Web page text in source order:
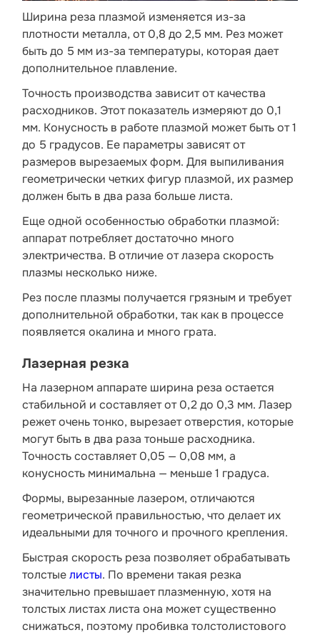
Ширина реза плазмой изменяется из-за
плотности металла, от 0,8 до 2,5 мм. Рез может
быть до 5 мм из-за температуры, которая дает
дополнительное плавление.
Точность производства зависит от качества
расходников. Этот показатель измеряют до 0,1
мм. Конусность в работе плазмой может быть от 1
до 5 градусов. Ее параметры зависят от
размеров вырезаемых форм. Для выпиливания
геометрически четких фигур плазмой, их размер
должен быть в два раза больше листа.
Еще одной особенностью обработки плазмой:
аппарат потребляет достаточно много
электричества. В отличие от лазера скорость
плазмы несколько ниже.
Рез после плазмы получается грязным и требует
дополнительной обработки, так как в процессе
появляется окалина и много грата.
Лазерная резка
На лазерном аппарате ширина реза остается
стабильной и составляет от 0,2 до 0,3 мм. Лазер
режет очень тонко, вырезает отверстия, которые
могут быть в два раза тоньше расходника.
Точность составляет 0,05 — 0,08 мм, а
конусность минимальна — меньше 1 градуса.
Формы, вырезанные лазером, отличаются
геометрической правильностью, что делает их
идеальными для точного и прочного крепления.
Быстрая скорость реза позволяет обрабатывать
толстыелисты. По времени такая резка
значительно превышает плазменную, хотя на
толстых листах листа она может существенно
снижаться, поэтому пробивка толстолистового